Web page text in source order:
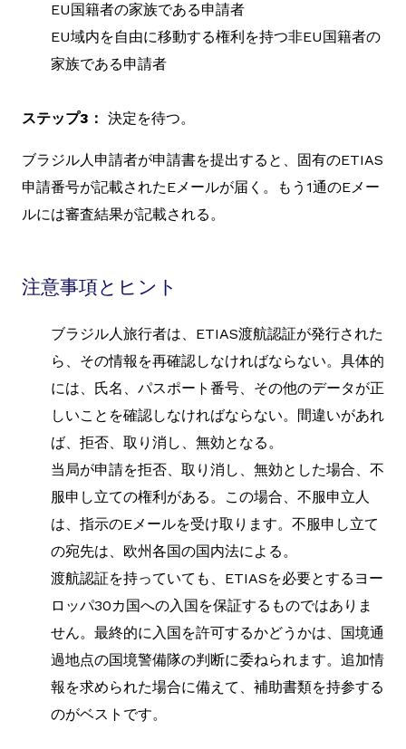
EU国籍者の家族である申請者
EU域内を自由に移動する権利を持つ非EU国籍者の
家族である申請者
ステップ3： 決定を待つ。
ブラジル人申請者が申請書を提出すると、固有のETIAS
申請番号が記載されたEメールが届く。もう1通のEメー
ルには審査結果が記載される。
注意事項とヒント
ブラジル人旅行者は、ETIAS渡航認証が発行された
ら、その情報を再確認しなければならない。具体的
には、氏名、パスポート番号、その他のデータが正
しいことを確認しなければならない。間違いがあれ
ば、拒否、取り消し、無効となる。
当局が申請を拒否、取り消し、無効とした場合、不
服申し立ての権利がある。この場合、不服申立人
は、指示のEメールを受け取ります。不服申し立て
の宛先は、欧州各国の国内法による。
渡航認証を持っていても、ETIASを必要とするヨー
ロッパ30カ国への入国を保証するものではありま
せん。最終的に入国を許可するかどうかは、国境通
過地点の国境警備隊の判断に委ねられます。追加情
報を求められた場合に備えて、補助書類を持参する
のがベストです。